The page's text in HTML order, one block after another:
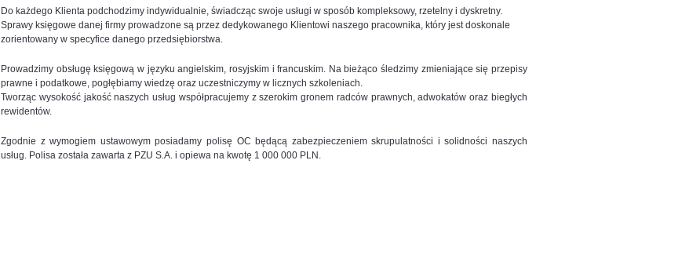
Do każdego Klienta podchodzimy indywidualnie, świadcząc swoje usługi w sposób kompleksowy, rzetelny i dyskretny.
Sprawy księgowe danej firmy prowadzone są przez dedykowanego Klientowi naszego pracownika, który jest doskonale
zorientowany w specyfice danego przedsiębiorstwa.
Prowadzimy obsługę księgową w języku angielskim, rosyjskim i francuskim. Na bieżąco śledzimy zmieniające się przepisy
prawne i podatkowe, pogłębiamy wiedzę oraz uczestniczymy w licznych szkoleniach.
Tworząc wysokość jakość naszych usług współpracujemy z szerokim gronem radców prawnych, adwokatów oraz biegłych
rewidentów.
Zgodnie z wymogiem ustawowym posiadamy polisę OC będącą zabezpieczeniem skrupulatności i solidności naszych
usług. Polisa została zawarta z PZU S.A. i opiewa na kwotę 1 000 000 PLN.